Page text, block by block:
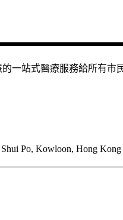
一站式醫療服務給所有
Shui Po, Kowloon, Hong Kong